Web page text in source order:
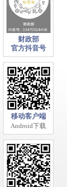
财政部
官方抖音号
移动客户端
Android下载